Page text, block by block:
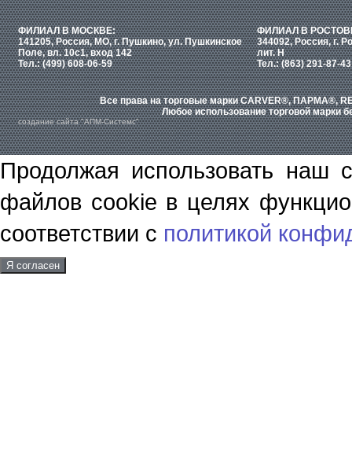
ФИЛИАЛ В МОСКВЕ:
141205, Россия, МО, г. Пушкино, ул. Пушкинское
Поле, вл. 10с1, вход 142
Тел.: (499) 608-06-59
ФИЛИАЛ В
344092, Россия, г.
лит. Н
Тел.: (863) 291-87-43
Все права на торговые марки CARVER®, ПАРМА®,
Любое использование торговой марки
создание сайта "АПМ-Системс"
Продолжая использовать наш
файлов cookie в целях
соответствии с политикой
Я согласен